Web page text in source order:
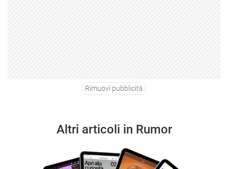
Rimuovi pubblicità
Altri articoli in Rumor